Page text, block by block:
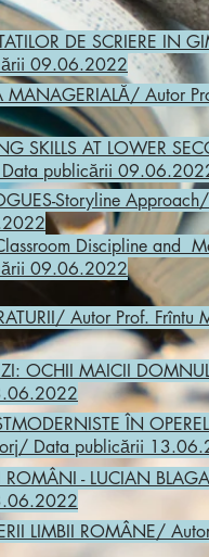
DE SCRIERE
09.06.2022
Autor
SKILLS AT LOWER
Data publicării
Storyline
Discipline and
09.06.2022
Autor Prof.
OCHII MAICII
ÎN
Data publicării
ROMÂNI - LUCIAN
LIMBII ROMÂNE/